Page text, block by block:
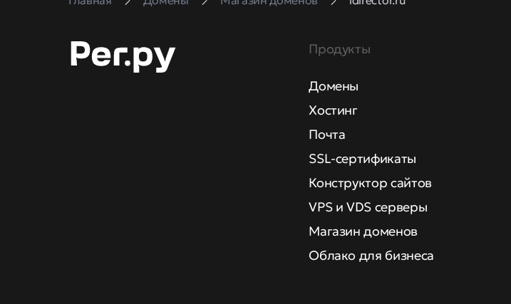
Продукты
Домены
Хостинг
Почта
SSL-сертификаты
Конструктор сайтов
VPS и VDS серверы
Магазин доменов
Облако для бизнеса